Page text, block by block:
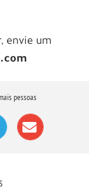
envie um
pessoas